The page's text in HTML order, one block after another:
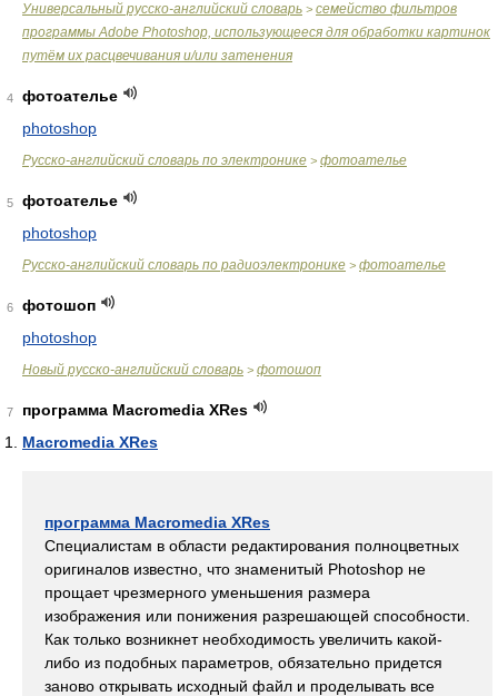
Универсальный русско-английский словарь > семейство фильтров
программы Adobe Photoshop, использующееся для обработки картинок
путём их расцвечивания и/или затенения
4
фотоателье
photoshop
Русско-английский словарь по электронике > фотоателье
5
фотоателье
photoshop
Русско-английский словарь по радиоэлектронике > фотоателье
6
фотошоп
photoshop
Новый русско-английский словарь > фотошоп
7
программа Macromedia XRes
Macromedia XRes
программа Macromedia XRes
Специалистам в области редактирования полноцветных
оригиналов известно, что знаменитый Photoshop не
прощает чрезмерного уменьшения размера
изображения или понижения разрешающей способности.
Как только возникнет необходимость увеличить какой-
либо из подобных параметров, обязательно придется
заново открывать исходный файл и проделывать все